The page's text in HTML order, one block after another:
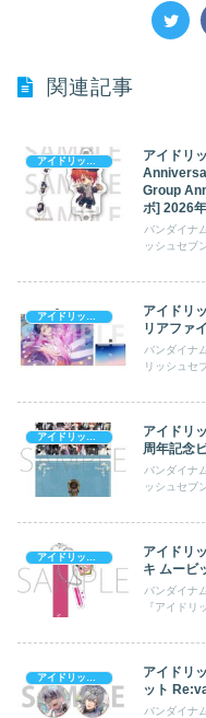
関連記事
アイドリッシュセブン
アイドリ
Group
ボ] 2026
バンダイナ
ッシュセブ
アイドリッシュセブン
アイドリ
リアファ
バンダイナ
リッシュセ
アイドリッシュセブン
アイドリ
周年記念
バンダイナ
ッシュセブ
アイドリ
キ ムービ
バンダイナ
『アイドリ
アイドリ
ット
バンダイナ